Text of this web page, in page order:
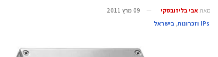
מאת אבי בליזובסקי
09 מרץ 2011
, בישראל